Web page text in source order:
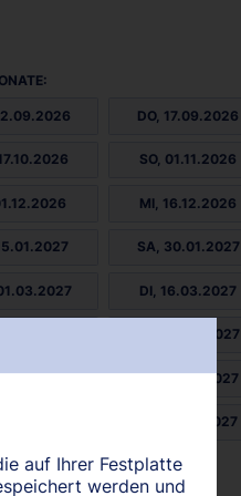
DO, 17.09.2026
SO, 01.11.2026
MI, 16.12.2026
SA, 30.01.2027
DI, 16.03.2027
FR, 30.04.2027
SO, 13.06.2027
MI, 28.07.2027
auf Ihrer Festplatte
werden und